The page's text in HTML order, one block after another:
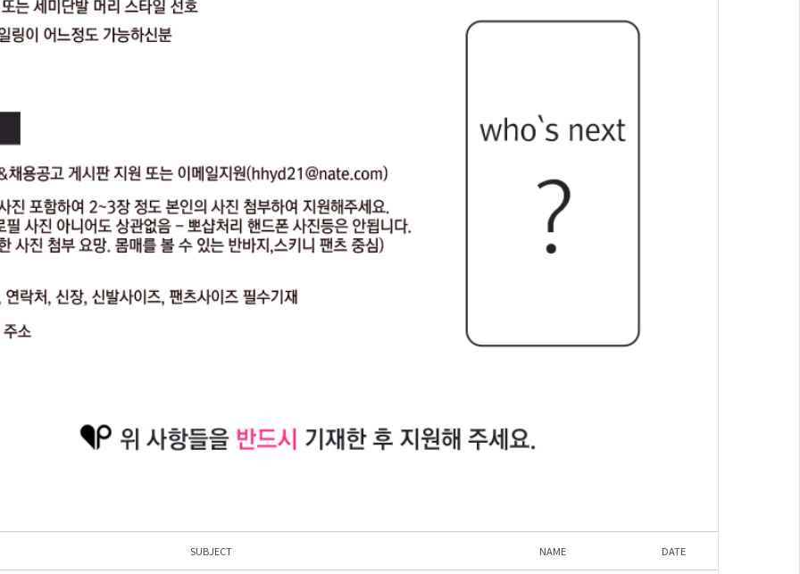
SUBJECT NAME DATE